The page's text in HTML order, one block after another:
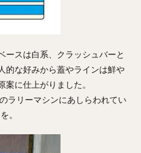
ースは白系、クラッシュバーと
的な好みから蓋やラインは鮮や
に仕上がりました。
ラリーマシンにあしらわれてい
。